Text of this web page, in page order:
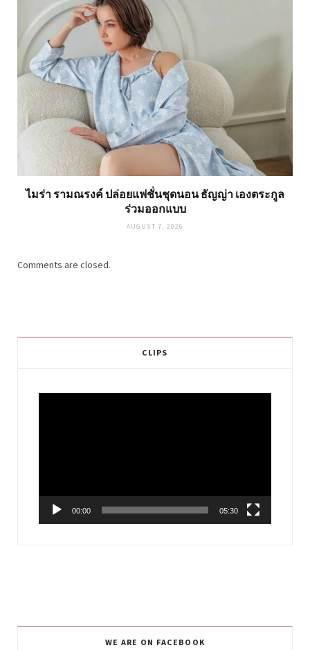
ไมร่า รามณรงค์ ปล่อยแฟชั่นชุดนอน ธัญญ่า เองตระกูล
ร่วมออกแบบ
AUGUST 7, 2026
Comments are closed.
CLIPS
00:00 05:30
WE ARE ON FACEBOOK